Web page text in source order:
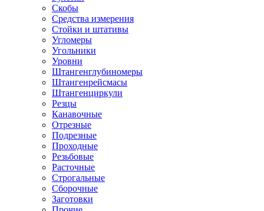
Скобы
Средства измерения
Стойки и штативы
Угломеры
Угольники
Уровни
Штангенглубиномеры
Штангенрейсмасы
Штангенциркули
Резцы
Канавочные
Отрезные
Подрезные
Проходные
Резьбовые
Расточные
Строгальные
Сборочные
Заготовки